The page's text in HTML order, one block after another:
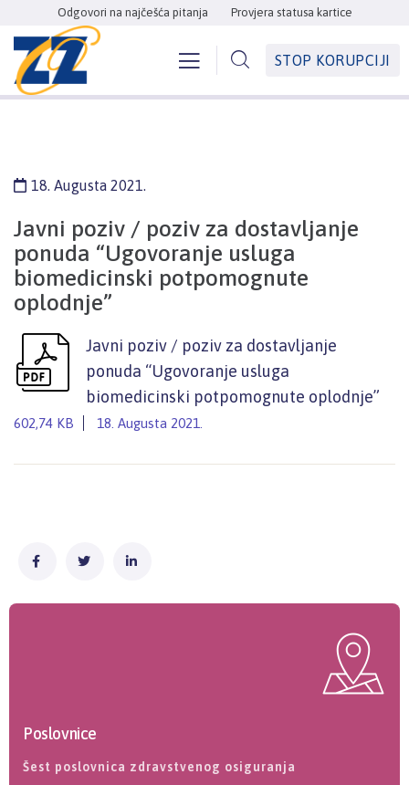
Odgovori na najčešća pitanja Provjera statusa kartice
STOP KORUPCIJI
18. Augusta 2021.
Javni poziv / poziv za dostavljanje
ponuda “Ugovoranje usluga
biomedicinski potpomognute
oplodnje”
Javni poziv / poziv za dostavljanje
ponuda “Ugovoranje usluga
biomedicinski potpomognute oplodnje”
602,74 KB 18. Augusta 2021.
Poslovnice
Šest poslovnica zdravstvenog osiguranja